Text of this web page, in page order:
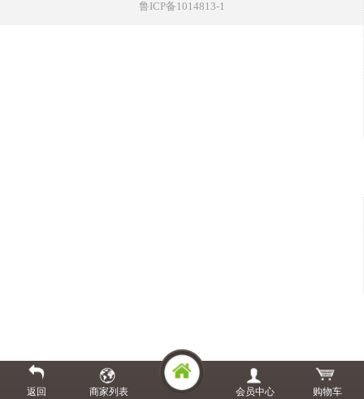
鲁ICP备1014813-1
返回 商家列表 会员中心 购物车